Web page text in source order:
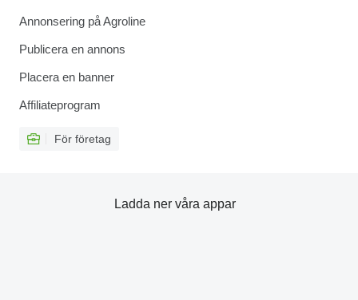
Annonsering på Agroline
Publicera en annons
Placera en banner
Affiliateprogram
För företag
Ladda ner våra appar